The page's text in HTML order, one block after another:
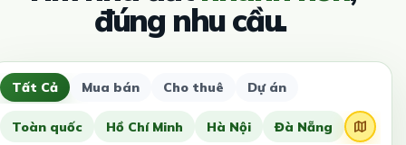
đúng nhu cầu.
Tất Cả Mua bán Cho thuê Dự án
Toàn quốc Hồ Chí Minh Hà Nội Đà Nẵng